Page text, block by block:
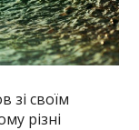
своїм
різні